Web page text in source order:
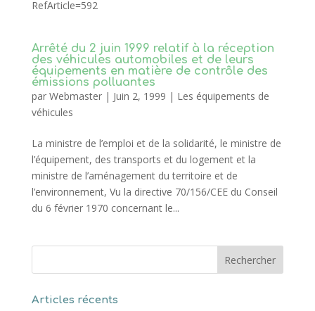
RefArticle=592
Arrêté du 2 juin 1999 relatif à la réception
des véhicules automobiles et de leurs
équipements en matière de contrôle des
émissions polluantes
par Webmaster| Juin 2, 1999 | Les équipements de
véhicules
La ministre de l’emploi et de la solidarité, le ministre de
l’équipement, des transports et du logement et la
ministre de l’aménagement du territoire et de
l’environnement, Vu la directive 70/156/CEE du Conseil
du 6 février 1970 concernant le...
Articles récents